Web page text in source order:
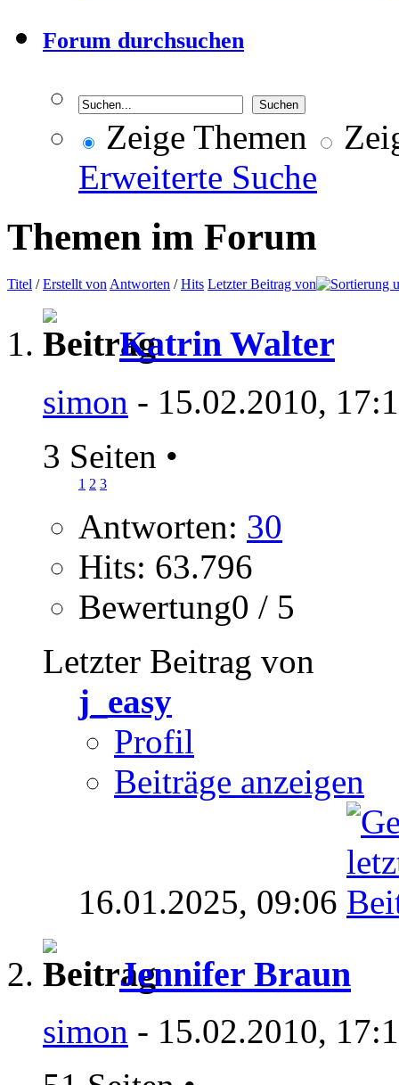
Forum durchsuchen
Zeige Themen
Erweiterte Suche
Themen im Forum
Titel /Erstellt von Antworten /Hits Letzter Beitrag von
Katrin Walter
simon - 15.02.2010,
3 Seiten •
1 2 3
Antworten: 30
Hits: 63.796
Bewertung0 / 5
Letzter Beitrag von
j_easy
Profil
Beiträge anzeigen
16.01.2025, 09:06
Jennifer Braun
simon - 15.02.2010,